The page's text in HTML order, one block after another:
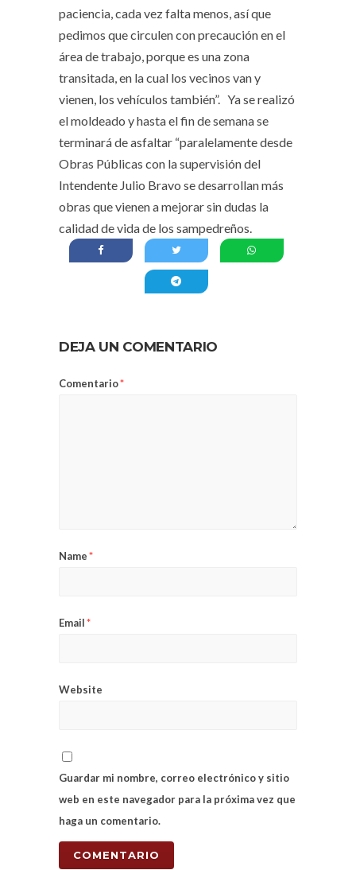
paciencia, cada vez falta menos, así que
pedimos que circulen con precaución en el
área de trabajo, porque es una zona
transitada, en la cual los vecinos van y
vienen, los vehículos también”. Ya se realizó
el moldeado y hasta el fin de semana se
terminará de asfaltar “paralelamente desde
Obras Públicas con la supervisión del
Intendente Julio Bravo se desarrollan más
obras que vienen a mejorar sin dudas la
calidad de vida de los sampedreños.
DEJA UN COMENTARIO
Comentario*
Name*
Email*
Website
Guardar mi nombre, correo electrónico y sitio
web en este navegador para la próxima vez que
haga un comentario.